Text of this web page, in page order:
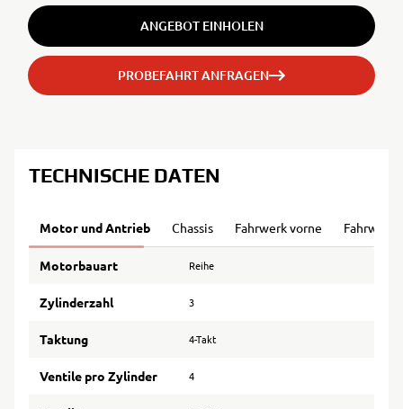
ANGEBOT EINHOLEN
PROBEFAHRT ANFRAGEN
TECHNISCHE DATEN
Motor und Antrieb Chassis Fahrwerk vorne Fahrwerk
Motorbauart Reihe
Zylinderzahl 3
Taktung 4-Takt
Ventile pro Zylinder 4